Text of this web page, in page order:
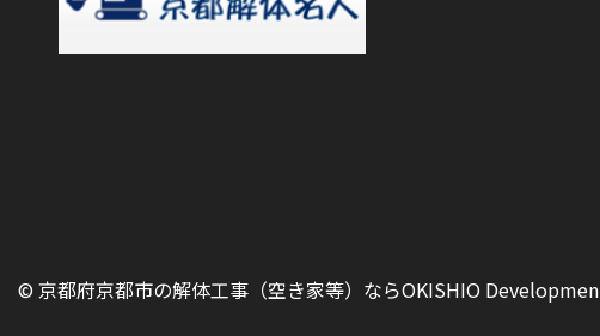
© 京都府京都市の解体工事（空き家等）ならOKISHIO